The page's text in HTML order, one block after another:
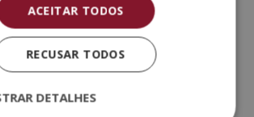
e renais, entre outros. Isso
animais a ter uma qualidade de vida
longa.
em cães
daqueles que dá comida humana ao
ou cão, se não é nada que faça
ACEITAR TODOS
RECUSAR TODOS
DETALHES